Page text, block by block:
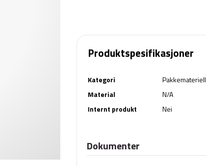
Produktspesifikasjoner
Kategori
Pakkemateriell
Material
N/A
Internt produkt
Nei
Dokumenter